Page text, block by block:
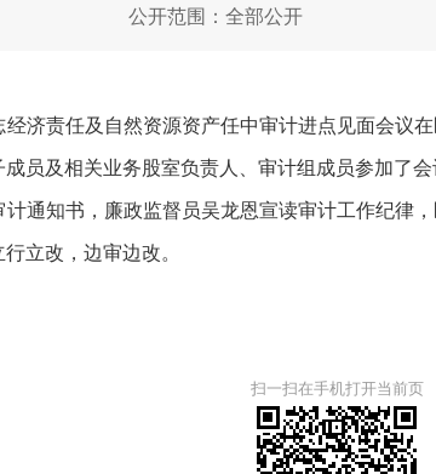
公开范围：全部公开
责任及自然资源资产任中审计进点见面会议
员及相关业务股室负责人、审计组成员参加了会
知书，廉政监督员吴龙恩宣读审计工作纪律
立改，边审边改。
扫一扫在手机打开当前页